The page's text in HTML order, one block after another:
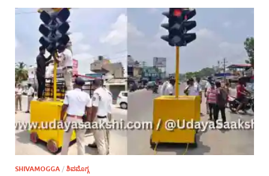
SHIVAMOGGA / ಶಿವಮೊಗ್ಗ